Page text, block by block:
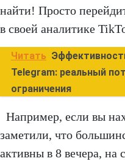
найти! Просто
в своей аналитике
Читать
Telegram: реальный
ограничения
Например, если вы
заметили, что
активны в 8 вечера, на